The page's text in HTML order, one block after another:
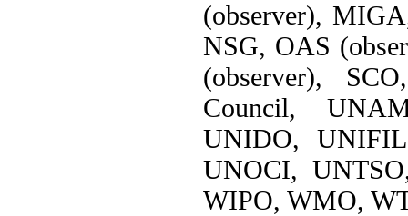
(observer),
NSG, OAS
(observer),
Council,
UNIDO,
UNOCI,
WIPO, WMO,